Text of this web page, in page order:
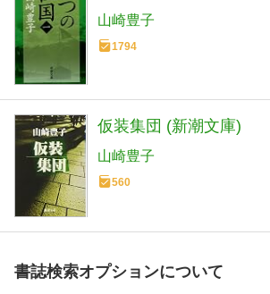
山崎豊子
1794
仮装集団 (新潮文庫)
山崎豊子
560
書誌検索オプションについて